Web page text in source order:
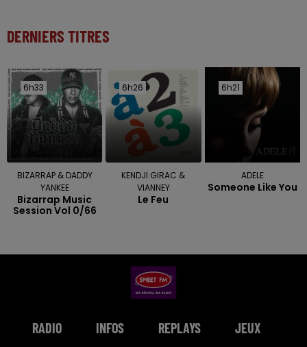
DERNIERS TITRES
6h33
6h33
BIZARRAP & DADDY
YANKEE
Bizarrap Music
Session Vol 0/66
6h26
6h26
KENDJI GIRAC &
VIANNEY
Le Feu
6h21
6h21
ADELE
Someone Like You
RADIO INFOS REPLAYS JEUX